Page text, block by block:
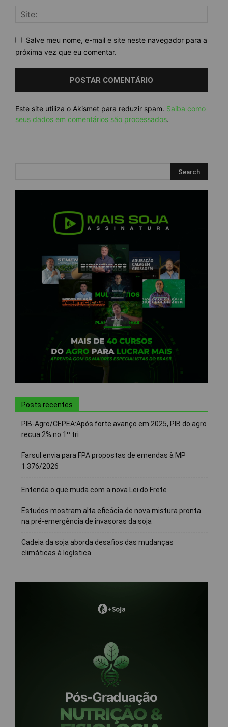
Salve meu nome, e-mail e site neste navegador para a
próxima vez que eu comentar.
Este site utiliza o Akismet para reduzir spam. Saiba como
seus dados em comentários são processados.
Posts recentes
PIB-Agro/CEPEA:Após forte avanço em 2025, PIB do agro
recua 2% no 1º tri
Farsul envia para FPA propostas de emendas à MP
1.376/2026
Entenda o que muda com a nova Lei do Frete
Estudos mostram alta eficácia de nova mistura pronta
na pré-emergência de invasoras da soja
Cadeia da soja aborda desafios das mudanças
climáticas à logística